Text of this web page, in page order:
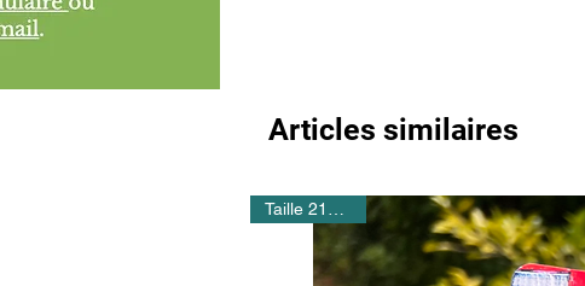
Articles similaires
Taille 21X15cm